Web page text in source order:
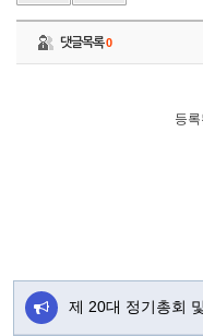
댓글목록0
등
제 20대 정기총회